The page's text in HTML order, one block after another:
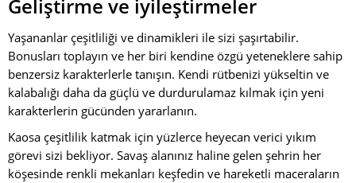
Geliştirme ve iyileştirmeler
Yaşananlar çeşitliliği ve dinamikleri ile sizi şaşırtabilir.
Bonusları toplayın ve her biri kendine özgü yeteneklere sahip
benzersiz karakterlerle tanışın. Kendi rütbenizi yükseltin ve
kalabalığı daha da güçlü ve durdurulamaz kılmak için yeni
karakterlerin gücünden yararlanın.
Kaosa çeşitlilik katmak için yüzlerce heyecan verici yıkım
görevi sizi bekliyor. Savaş alanınız haline gelen şehrin her
köşesinde renkli mekanları keşfedin ve hareketli maceraların